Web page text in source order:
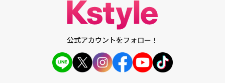
公式アカウントをフォロー！